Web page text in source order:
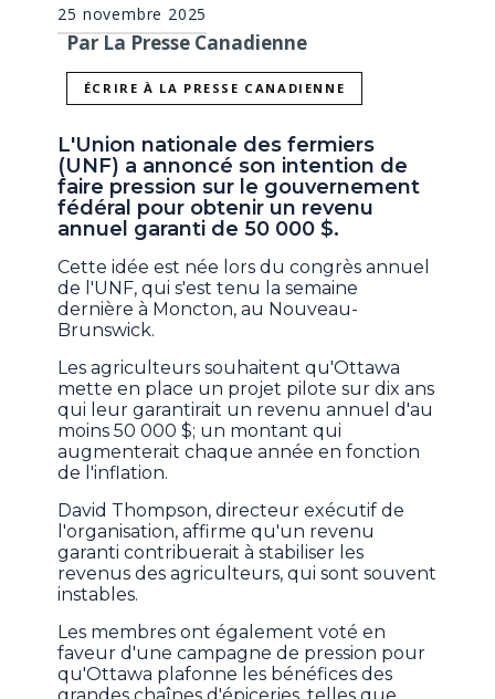
25 novembre 2025
Par La Presse Canadienne
ÉCRIRE À LA PRESSE CANADIENNE
L'Union nationale des fermiers
(UNF) a annoncé son intention de
faire pression sur le gouvernement
fédéral pour obtenir un revenu
annuel garanti de 50 000 $.
Cette idée est née lors du congrès annuel
de l'UNF, qui s'est tenu la semaine
dernière à Moncton, au Nouveau-
Brunswick.
Les agriculteurs souhaitent qu'Ottawa
mette en place un projet pilote sur dix ans
qui leur garantirait un revenu annuel d'au
moins 50 000 $; un montant qui
augmenterait chaque année en fonction
de l'inflation.
David Thompson, directeur exécutif de
l'organisation, affirme qu'un revenu
garanti contribuerait à stabiliser les
revenus des agriculteurs, qui sont souvent
instables.
Les membres ont également voté en
faveur d'une campagne de pression pour
qu'Ottawa plafonne les bénéfices des